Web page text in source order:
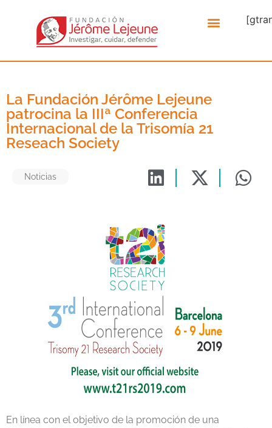
La Fundación Jérôme Lejeune
patrocina la IIIª Conferencia
Internacional de la Trisomía 21
Reseach Society
Noticias
En línea con el objetivo de la promoción de una